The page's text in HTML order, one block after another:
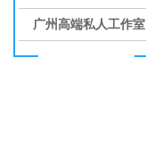
广州高端私人工作室